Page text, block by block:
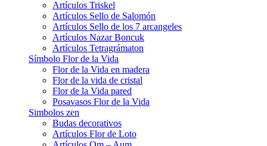
Artículos Triskel
Artículos Sello de Salomón
Artículos Sello de los 7 arcangeles
Artículos Nazar Boncuk
Artículos Tetragrámaton
Símbolo Flor de la Vida
Flor de la Vida en madera
Flor de la vida de cristal
Flor de la Vida pared
Posavasos Flor de la Vida
Simbolos zen
Budas decorativos
Artículos Flor de Loto